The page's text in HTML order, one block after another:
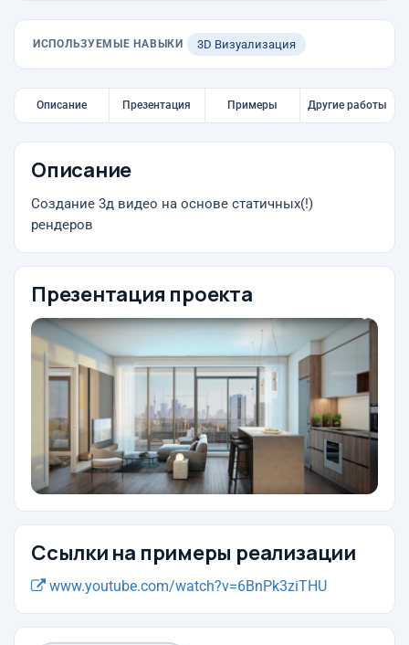
ИСПОЛЬЗУЕМЫЕ НАВЫКИ 3D Визуализация
Описание Презентация Примеры Другие работы
Описание
Создание 3д видео на основе статичных(!)
рендеров
Презентация проекта
Ссылки на примеры реализации
www.youtube.com/watch?v=6BnPk3ziTHU